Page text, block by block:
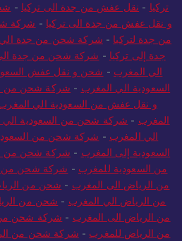
تركيا - نقل عفش من جدة الى تركيا -
و نقل عفش من جدة الى تركيا - شركة
من جدة لتركيا - شركة شحن من جدة الي
جدة إلى تركيا - شركة شحن من جدة الي
الي المغرب - شحن و نقل عفش
السعودية الي المغرب - شركة شحن من
و نقل عفش من السعودية الي
المغرب - شركة شحن من السعودية الي
الي المغرب - شركة شحن من
السعودية إلى المغرب - شركة شحن من
من السعودية للمغرب - شركة شحن من
من الرياض الى المغرب - شحن من
من الرياض الي المغرب - شحن من
من الرياض الى المغرب - شركة شحن من
من الرياض للمغرب - شركة شحن من